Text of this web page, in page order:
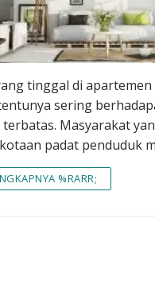
tinggal di
sering
Masyarakat
padat penduduk
%RARR;